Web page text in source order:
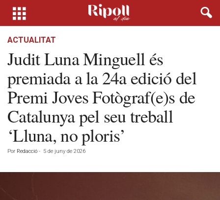
ACTUALITAT
Judit Luna Minguell és
premiada a la 24a edició del
Premi Joves Fotògraf(e)s de
Catalunya pel seu treball
‘Lluna, no ploris’
Por Redacció - 5 de juny de 2026